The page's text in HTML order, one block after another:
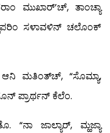
ಮುಖಾರ್’ಚ್, ತಾಂಚ್ಯಾ
ಸಳಾವಳಿನ್ ಚಲೊಂಕ್
ಮತಿಂತ್‍ಚ್, “ಸೊಮ್ಯಾ,
ಪ್ರಾರ್ಥನ್ ಕೆಲೆಂ.
“ನಾ ಜಾಲ್ಯಾರ್, ಮ್ಹಜ್ಯಾ